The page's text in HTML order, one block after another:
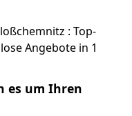
: Top-
Angebote in 1
es um Ihren